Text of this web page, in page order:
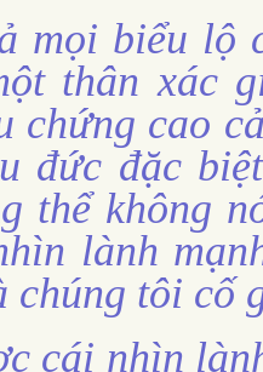
mọi biểu lộ
thân xác
chứng cao
đức đặc
thể không
lành
chúng tôi cố
cái nhìn